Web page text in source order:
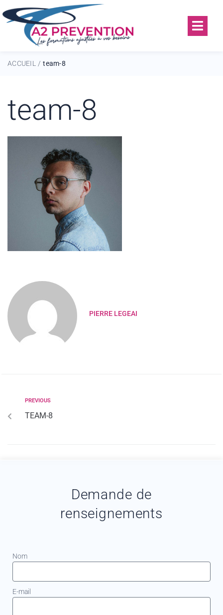
ACCUEIL / team-8
team-8
PIERRE LEGEAI
PREVIOUS
TEAM-8
Demande de
renseignements
Nom
E-mail